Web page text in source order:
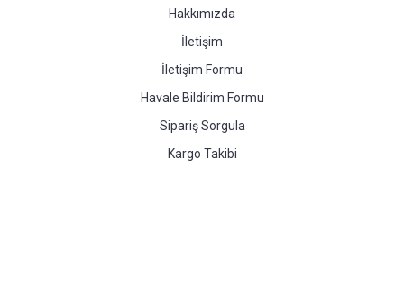
Hakkımızda
İletişim
İletişim Formu
Havale Bildirim Formu
Sipariş Sorgula
Kargo Takibi